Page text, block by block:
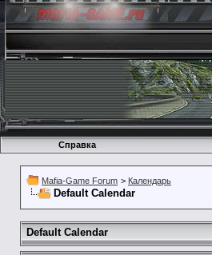
Справка
Mafia-Game Forum > Календарь
Default Calendar
Default Calendar